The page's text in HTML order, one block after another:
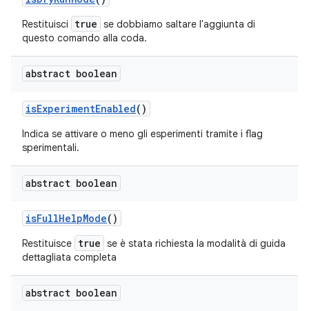
Restituisci true se dobbiamo saltare l'aggiunta di
questo comando alla coda.
abstract boolean
isExperimentEnabled()
Indica se attivare o meno gli esperimenti tramite i flag
sperimentali.
abstract boolean
isFullHelpMode()
Restituisce true se è stata richiesta la modalità di guida
dettagliata completa
abstract boolean